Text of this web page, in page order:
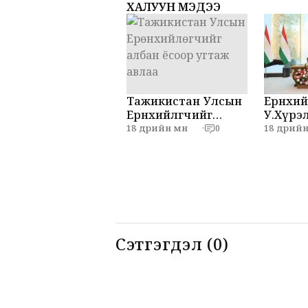
ХАЛУУН МЭДЭЭ
Тажикистан Улсын
Ерөнхийлөгчийг
албан ёсоор угтаж
18 өдрийн өмнө · 0 18 өдрийн
Сэтгэгдэл (0)